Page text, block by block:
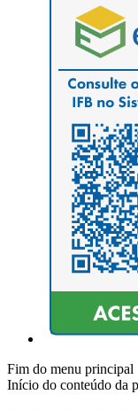
Fim do menu principal
Início do conteúdo da